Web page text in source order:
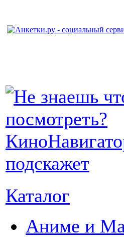
Каталог
Аниме и